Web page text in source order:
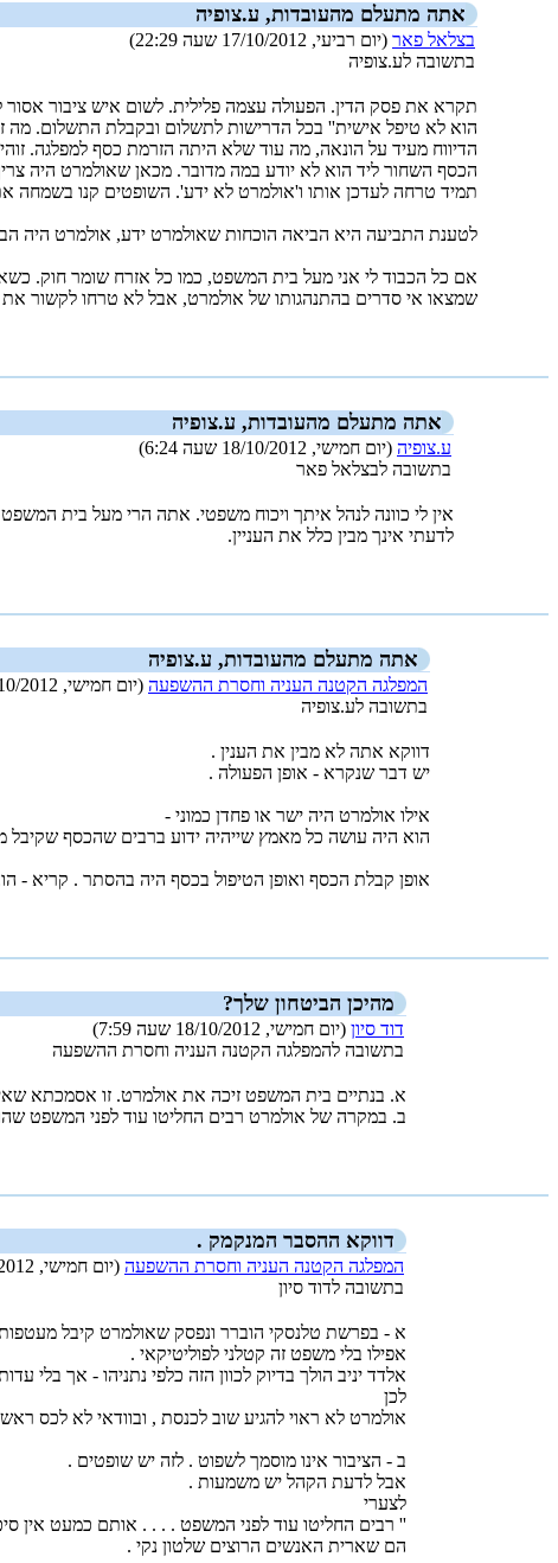
אתה מתעלם מהעובדות, ע.צופיה
בצלאל פאר (יום רביעי, 17/10/2012 שעה 22:29)
בתשובה לע.צופיה
תקרא את פסק הדין. הפעולה עצמה פלילית. לשום איש ציבור
הוא לא טיפל אישית'' בכל הדרישות לתשלום ובקבלת התשלום. מה זה
הדיווח מעיד על הונאה, מה עוד שלא היתה הזרמת כסף למפלגה.
הכסף השחור ליד הוא לא יודע במה מדובר. מכאן שאולמרט היה
תמיד טרחה לעדכן אותו ו'אולמרט לא ידע'. השופטים קנו בשמחה
לטענת התביעה היא הביאה הוכחות שאולמרט ידע, אולמרט היה
אם כל הכבוד לי אני מעל בית המשפט, כמו כל אזרח שומר חוק.
שמצאו אי סדרים בהתנהגותו של אולמרט, אבל לא טרחו לקשור
אתה מתעלם מהעובדות, ע.צופיה
ע.צופיה (יום חמישי, 18/10/2012 שעה 6:24)
בתשובה לבצלאל פאר
אין לי כוונה לנהל איתך ויכוח משפטי. אתה הרי מעל בית
לדעתי אינך מבין כלל את העניין.
אתה מתעלם מהעובדות, ע.צופיה
המפלגה הקטנה העניה וחסרת ההשפעה (יום חמישי, 18/10/2012 שעה 7:44)
בתשובה לע.צופיה
דווקא אתה לא מבין את הענין .
יש דבר שנקרא - אופן הפעולה .
אילו אולמרט היה ישר או פחדן כמוני -
הוא היה עושה כל מאמץ שייהיה ידוע ברבים שהכסף שקיבל
אופן קבלת הכסף ואופן הטיפול בכסף היה בהסתר . קריא -
מהיכן הביטחון שלך?
דוד סיון (יום חמישי, 18/10/2012 שעה 7:59)
בתשובה להמפלגה הקטנה העניה וחסרת ההשפעה
א. בנתיים בית המשפט זיכה את אולמרט. זו אסמכתא
ב. במקרה של אולמרט רבים החליטו עוד לפני המשפט
דווקא ההסבר המנקמק .
המפלגה הקטנה העניה וחסרת ההשפעה (יום חמישי, 18/10/2012 שעה 8:12)
בתשובה לדוד סיון
א - בפרשת טלנסקי הוברר ונפסק שאולמרט קיבל מעטפות
אפילו בלי משפט זה קטלני לפוליטיקאי .
אלדד יניב הולך בדיוק לכוון הזה כלפי נתניהו - אך בלי
לכן
אולמרט לא ראוי להגיע שוב לכנסת , ובוודאי לא לכס
ב - הציבור אינו מוסמך לשפוט . לזה יש שופטים .
אבל לדעת הקהל יש משמעות .
לצערי
'' רבים החליטו עוד לפני המשפט . . . . אותם כמעט אין
הם שארית האנשים הרוצים שלטון נקי .